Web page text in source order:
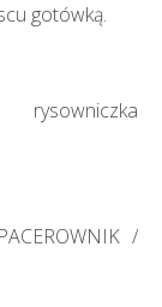
gotówką.
/